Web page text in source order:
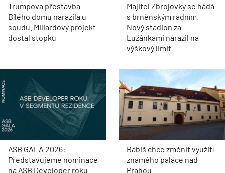
Trumpova přestavba
Bílého domu narazila u
soudu. Miliardový projekt
dostal stopku
Majitel Zbrojovky se hádá
s brněnským radním.
Nový stadion za
Lužánkami narazil na
výškový limit
ASB GALA 2026:
Představujeme nominace
na ASB Developer roku –
Babiš chce změnit využití
známého paláce nad
Prahou